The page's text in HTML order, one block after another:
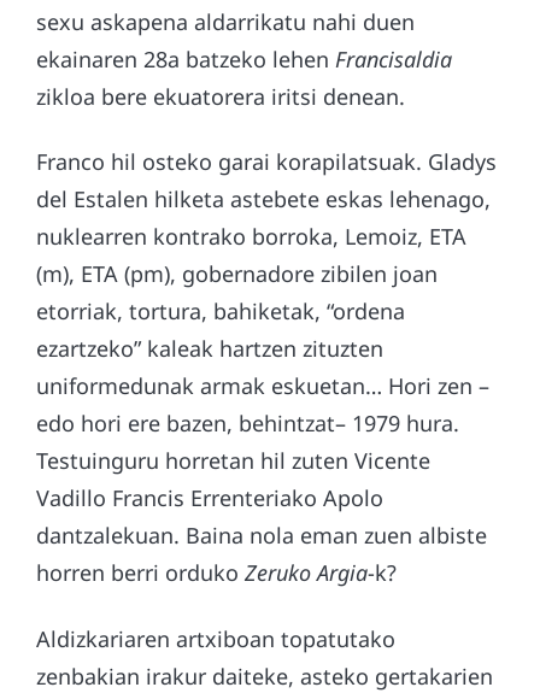
sexu askapena aldarrikatu nahi duen
ekainaren 28a batzeko lehen Francisaldia
zikloa bere ekuatorera iritsi denean.
Franco hil osteko garai korapilatsuak. Gladys
del Estalen hilketa astebete eskas lehenago,
nuklearren kontrako borroka, Lemoiz, ETA
(m), ETA (pm), gobernadore zibilen joan
etorriak, tortura, bahiketak, “ordena
ezartzeko” kaleak hartzen zituzten
uniformedunak armak eskuetan… Hori zen –
edo hori ere bazen, behintzat– 1979 hura.
Testuinguru horretan hil zuten Vicente
Vadillo Francis Errenteriako Apolo
dantzalekuan. Baina nola eman zuen albiste
horren berri orduko Zeruko Argia-k?
Aldizkariaren artxiboan topatutako
zenbakian irakur daiteke, asteko gertakarien